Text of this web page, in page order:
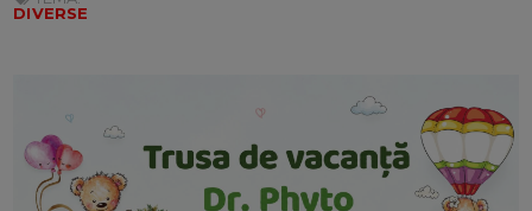
DIVERSE